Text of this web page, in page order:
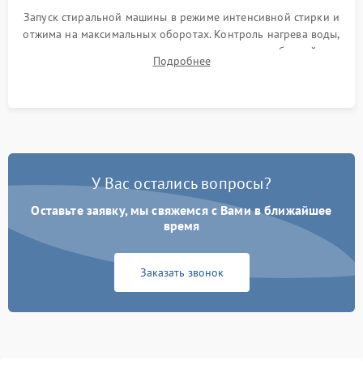
Запуск стиральной машины в режиме интенсивной стирки и
отжима на максимальных оборотах. Контроль нагрева воды,
корректности слива, отсутствия излишних вибраций,
посторонних стуков и протечек под корпусом.
Подробнее
У Вас остались вопросы?
Оставьте заявку, мы свяжемся с Вами в ближайшее
время
Заказать звонок